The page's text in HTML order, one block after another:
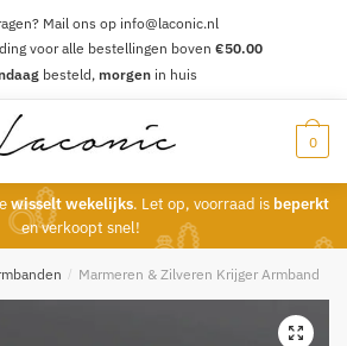
Mail ons op info@laconic.nl
voor alle bestellingen boven €50.00
besteld, morgen in huis
0
wisselt wekelijks. Let op, voorraad is beperkt
en verkoopt snel!
/ Marmeren & Zilveren Krijger Armband
🔍